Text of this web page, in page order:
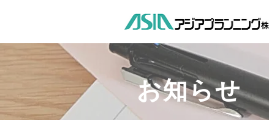
お知らせ